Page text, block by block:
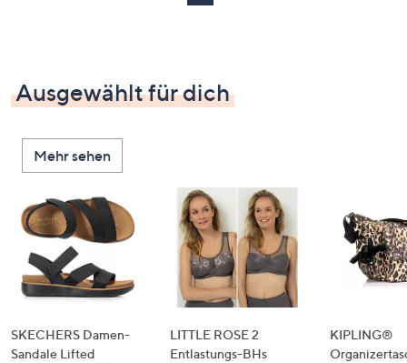
Ausgewählt für dich
Mehr sehen
SKECHERS Damen-
Sandale Lifted
LITTLE ROSE 2
Entlastungs-BHs
KIPLING®